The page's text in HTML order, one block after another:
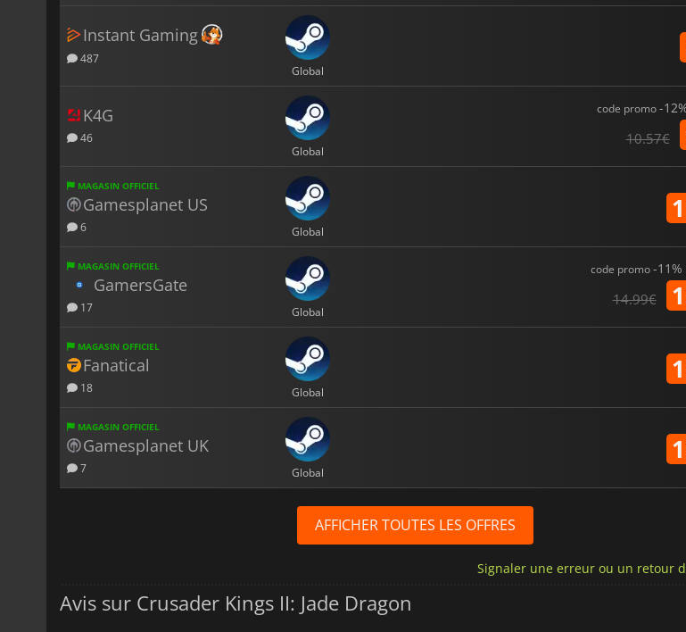
Instant Gaming
487
Global
K4G
46
Global
code promo-
10.57€
MAGASIN OFFICIEL
Gamesplanet US
6 Global
MAGASIN OFFICIEL
GamersGate
17 Global
code promo-11%
14.99€
MAGASIN OFFICIEL
Fanatical
18 Global
MAGASIN OFFICIEL
Gamesplanet UK
7 Global
AFFICHER TOUTES LES OFFRES
Signaler une erreur ou un retour
Avis sur Crusader Kings II: Jade Dragon